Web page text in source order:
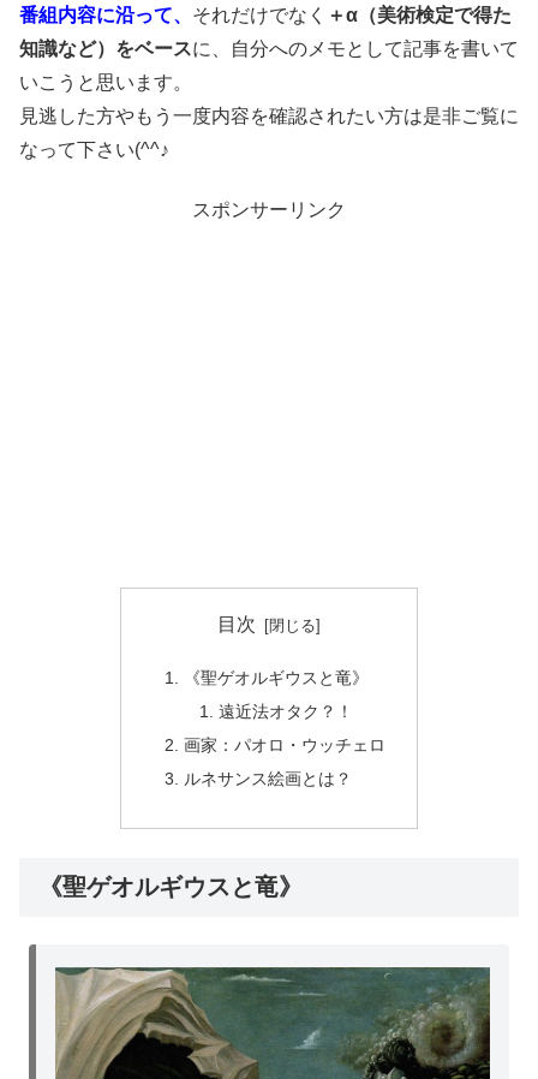
番組内容に沿って、 それだけでなく ＋α（美術検定で得た
知識など）をベースに、自分へのメモとして記事を書いて
いこうと思います。
見逃した方やもう一度内容を確認されたい方は是非ご覧に
なって下さい(^^♪
スポンサーリンク
目次
《聖ゲオルギウスと竜》
遠近法オタク？！
画家：パオロ・ウッチェロ
ルネサンス絵画とは？
《聖ゲオルギウスと竜》